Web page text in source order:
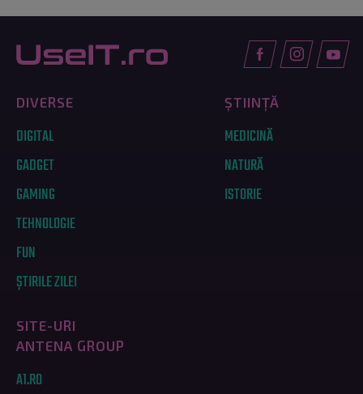
DIVERSE
DIGITAL
GADGET
GAMING
TEHNOLOGIE
FUN
ȘTIRILE ZILEI
ȘTIINȚĂ
MEDICINĂ
NATURĂ
ISTORIE
SITE-URI
ANTENA GROUP
A1.RO